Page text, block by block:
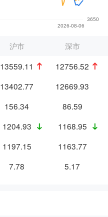
沪市
深市
13559.11
12756.52
13402.77
12669.93
156.34
86.59
1204.93
1168.95
1197.15
1163.77
7.78 5.17